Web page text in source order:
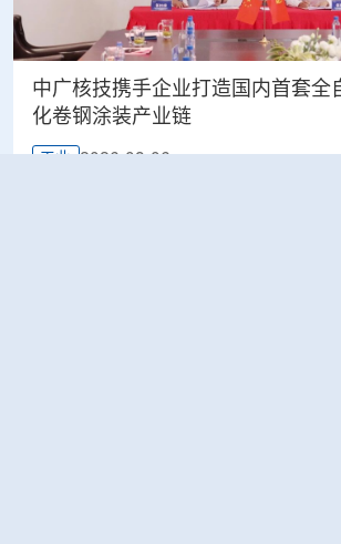
中广核技携手企业打造国内首套全
化卷钢涂装产业链
工业 2026-08-06